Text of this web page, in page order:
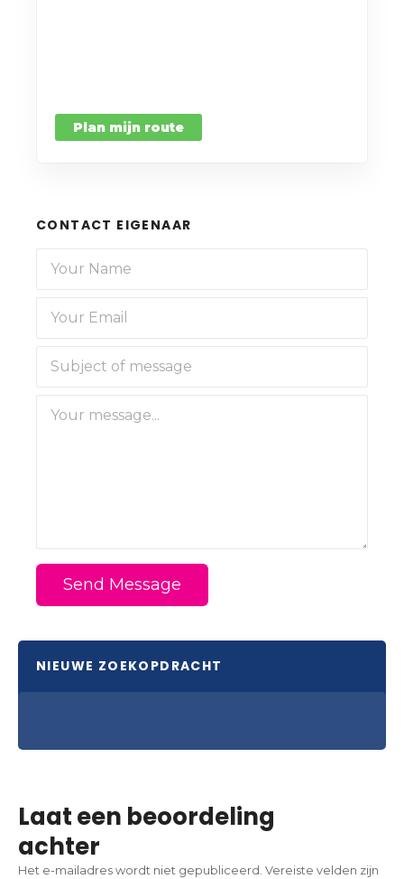
Plan mijn route
CONTACT EIGENAAR
Send Message
NIEUWE ZOEKOPDRACHT
Laat een beoordeling
achter
Het e-mailadres wordt niet gepubliceerd. Vereiste velden zijn